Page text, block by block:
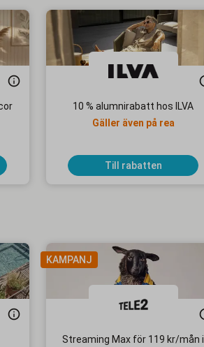
10 % alumnirabatt hos ILVA
Gäller även på rea
Till rabatten
KAMPANJ
Streaming Max för 119 kr/mån i